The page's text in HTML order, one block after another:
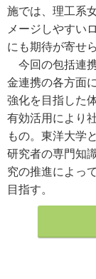
施では、理工系
メージしやすい
にも期待が寄せ
今回の包括連
金連携の各方面
強化を目指した
有効活用により
もの。東洋大学
研究者の専門知
究の推進によっ
目指す。